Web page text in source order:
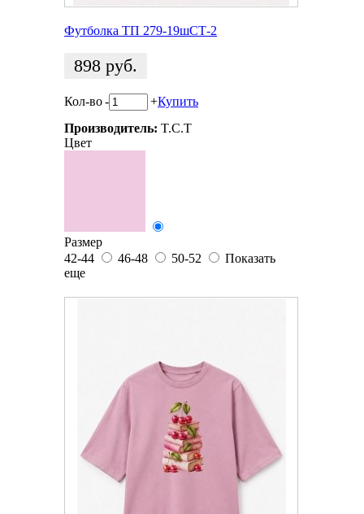
Футболка ТП 279-19шСТ-2
898 руб.
Кол-во- +Купить
Производитель: T.C.T
Цвет
Размер
42-44
46-48 50-52
Показать
еще